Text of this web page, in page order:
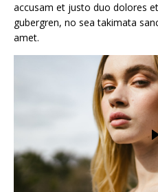
accusam et justo duo dolores
gubergren, no sea takimata
amet.